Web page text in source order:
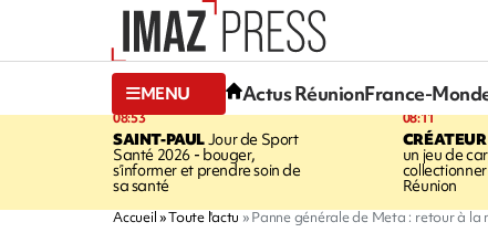
MENU Actus RéunionFrance-
08:53
SAINT-PAULJour de Sport
Santé 2026 - bouger,
s’informer et prendre soin de
sa santé
08:11
un jeu de
Réunion
Accueil Toute l'actu Panne générale de Meta : retour à